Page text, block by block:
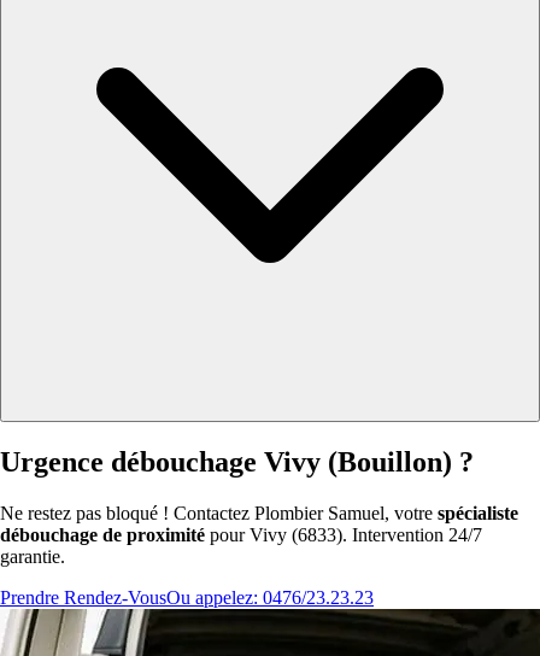
Urgence débouchage Vivy (Bouillon) ?
Ne restez pas bloqué ! Contactez Plombier Samuel, votre spécialiste
débouchage de proximité pour Vivy (6833). Intervention 24/7
garantie.
Prendre Rendez-VousOu appelez: 0476/23.23.23